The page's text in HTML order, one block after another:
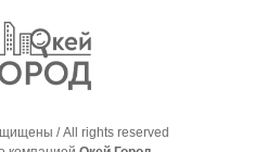
/ All rights reserved